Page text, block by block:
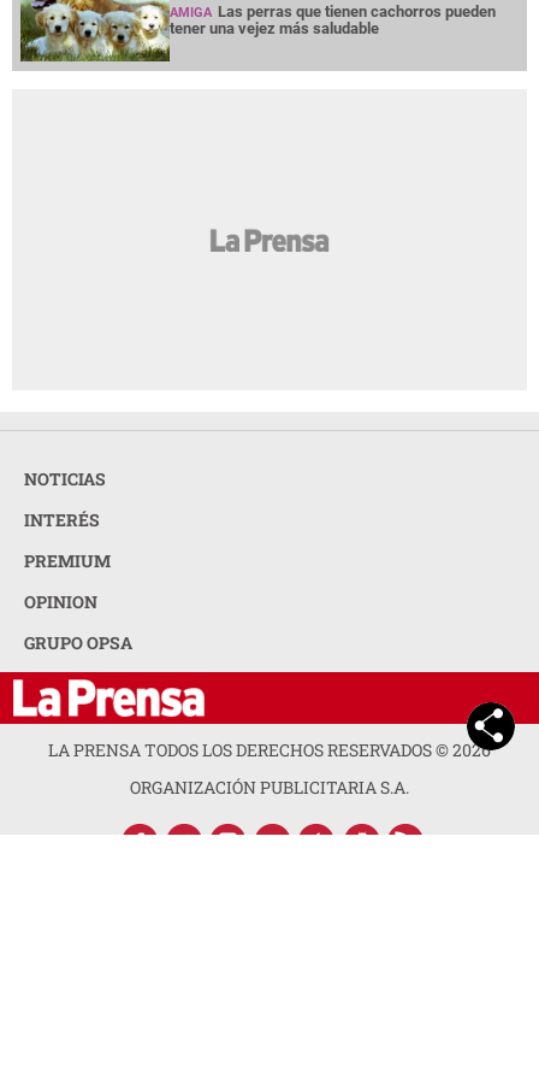
AMIGA Las perras que tienen cachorros pueden
tener una vejez más saludable
NOTICIAS
INTERÉS
PREMIUM
OPINION
GRUPO OPSA
LA PRENSA TODOS LOS DERECHOS RESERVADOS ©2026
ORGANIZACIÓN PUBLICITARIA S.A.